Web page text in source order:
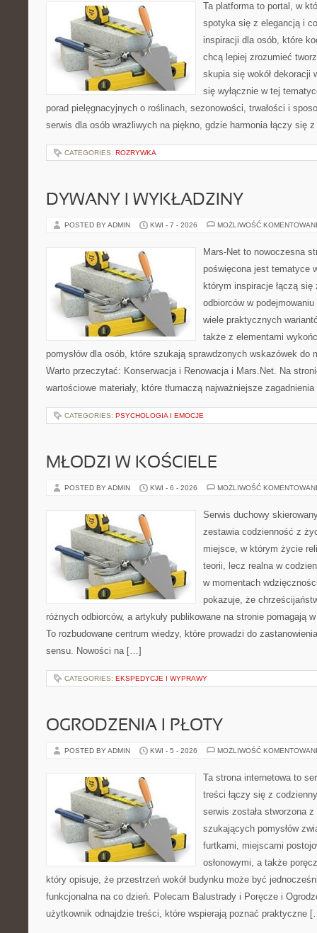
Ta platforma to portal, w
spotyka się z elegancją i
inspiracji dla osób, które
chcą lepiej zrozumieć
skupia się wokół dekoracji
się wyłącznie w tej
porad pielęgnacyjnych o roślinach, sezonowości, trwałości i
serwis dla osób wrażliwych na piękno, gdzie harmonia łączy się
CATEGORIES: ROZRYWKA
DYWANY I WYKŁADZINY
POSTED BY ADMIN KWI - 7 - 2026 MOŻLIWOŚĆ
Mars-Net to nowoczesna
poświęcona jest tematyce
którym inspiracje łączą
odbiorców w
wiele praktycznych
także z elementami
pomysłów dla osób, które szukają sprawdzonych wskazówek do
Warto przeczytać: Konserwacja i Renowacja i Mars.Net. Na
wartościowe materiały, które tłumaczą najważniejsze
CATEGORIES: PSYCHOLOGIA I EMOCJE
MŁODZI W KOŚCIELE
POSTED BY ADMIN KWI - 6 - 2026 MOŻLIWOŚĆ
Serwis duchowy
zestawia codzienność z
miejsce, w którym życie
teorii, lecz realna w
w momentach
pokazuje, że
różnych odbiorców, a artykuły publikowane na stronie pomagają
To rozbudowane centrum wiedzy, które prowadzi do
sensu. Nowości na […]
CATEGORIES: EKSPEDYCJE I WYPRAWY
OGRODZENIA I PŁOTY
POSTED BY ADMIN KWI - 5 - 2026 MOŻLIWOŚĆ
Ta strona internetowa to
treści łączy się z
serwis została stworzona
szukających pomysłów
furtkami, miejscami
osłonowymi, a także
który opisuje, że przestrzeń wokół budynku może być
funkcjonalna na co dzień. Polecam Balustrady i Poręcze i
użytkownik odnajdzie treści, które wspierają poznać praktyczne